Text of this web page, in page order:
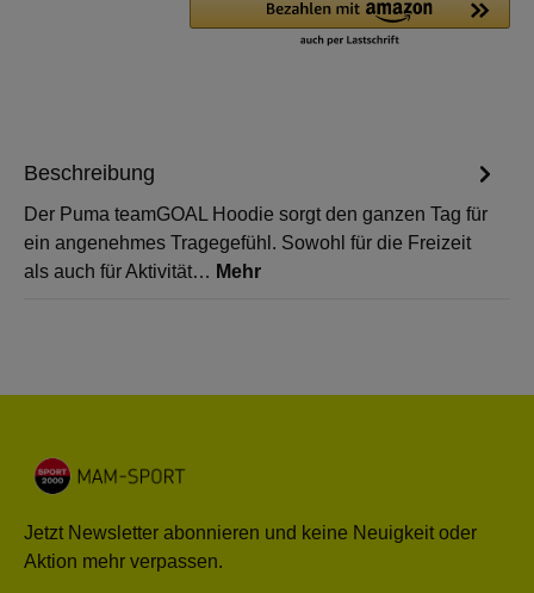
Beschreibung
Der Puma teamGOAL Hoodie sorgt den ganzen Tag für
ein angenehmes Tragegefühl. Sowohl für die Freizeit
als auch für Aktivität… Mehr
Jetzt Newsletter abonnieren und keine Neuigkeit oder
Aktion mehr verpassen.